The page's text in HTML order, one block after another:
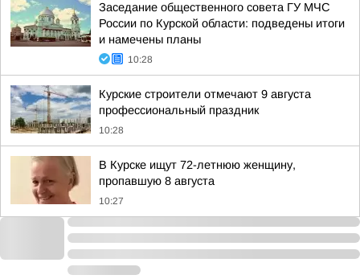
Заседание общественного совета ГУ МЧС
России по Курской области: подведены итоги
и намечены планы
10:28
Курские строители отмечают 9 августа
профессиональный праздник
10:28
В Курске ищут 72-летнюю женщину,
пропавшую 8 августа
10:27